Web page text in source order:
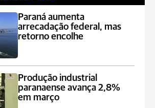
Paraná aumenta
arrecadação federal, mas
retorno encolhe
Produção industrial
paranaense avança 2,8%
em março